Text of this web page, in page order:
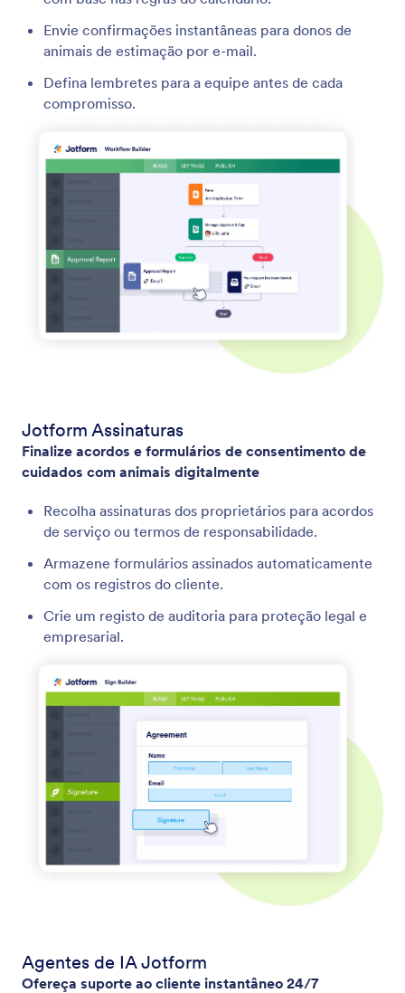
Envie confirmações instantâneas para donos de
animais de estimação por e-mail.
Defina lembretes para a equipe antes de cada
compromisso.
Jotform Assinaturas
Finalize acordos e formulários de consentimento de
cuidados com animais digitalmente
Recolha assinaturas dos proprietários para acordos
de serviço ou termos de responsabilidade.
Armazene formulários assinados automaticamente
com os registros do cliente.
Crie um registo de auditoria para proteção legal e
empresarial.
Agentes de IA Jotform
Ofereça suporte ao cliente instantâneo 24/7